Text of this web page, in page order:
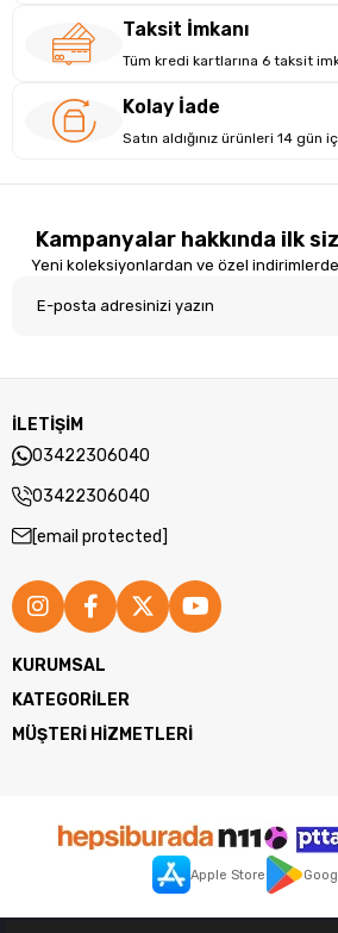
Kompakt boyutları sayesinde çalışma
Teknik Özellikler
Model:
DS105
Ürün Tipi:2.0 Stereo Masaüstü
Sürücü Boyutu:2.5 inç
Sinyal / Gürültü Oranı:>80 dB
Bağlantı:USB (Güç) + 3.5 mm AUX
Kablo Uzunluğu:1.5 m
Ağırlık:Yaklaşık 634 g
Taksit İmkanı
Tüm kredi kartlarına 6 taksit
Kolay İade
Satın aldığınız ürünleri 14
Kampanyalar hakkında ilk
Yeni koleksiyonlardan ve özel
İLETİŞİM
03422306040
03422306040
[email protected]
KURUMSAL
KATEGORİLER
MÜŞTERİ HİZMETLERİ
Apple Store